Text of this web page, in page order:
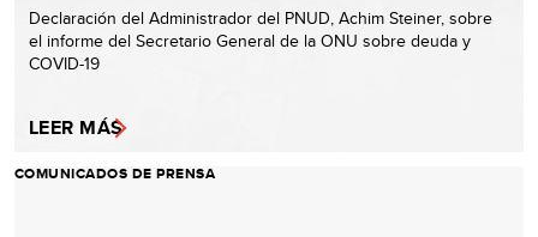
Declaración del Administrador del PNUD, Achim Steiner, sobre
el informe del Secretario General de la ONU sobre deuda y
COVID-19
LEER MÁS
COMUNICADOS DE PRENSA